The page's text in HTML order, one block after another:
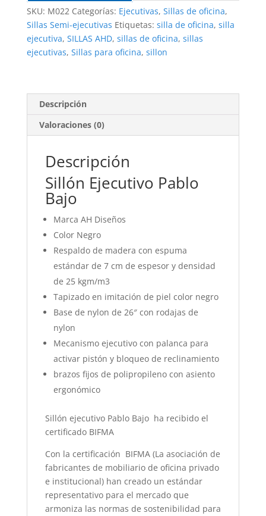
SKU: M022 Categorías: Ejecutivas, Sillas de oficina,
Sillas Semi-ejecutivas Etiquetas: silla de oficina, silla
ejecutiva, SILLAS AHD, sillas de oficina, sillas
ejecutivas, Sillas para oficina, sillon
Descripción
Valoraciones (0)
Descripción
Sillón Ejecutivo Pablo
Bajo
Marca AH Diseños
Color Negro
Respaldo de madera con espuma
estándar de 7 cm de espesor y densidad
de 25 kgm/m3
Tapizado en imitación de piel color negro
Base de nylon de 26″ con rodajas de
nylon
Mecanismo ejecutivo con palanca para
activar pistón y bloqueo de reclinamiento
brazos fijos de polipropileno con asiento
ergonómico
Sillón ejecutivo Pablo Bajo ha recibido el
certificado BIFMA
Con la certificación BIFMA (La asociación de
fabricantes de mobiliario de oficina privado
e institucional) han creado un estándar
representativo para el mercado que
armoniza las normas de sostenibilidad para